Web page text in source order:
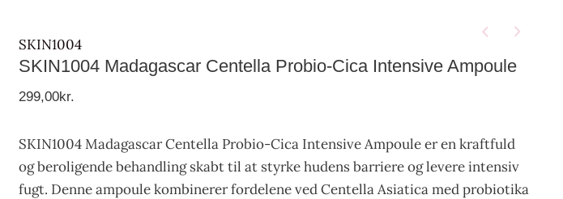
SKIN1004
SKIN1004 Madagascar Centella Probio-Cica Intensive Ampoule
299,00kr.
SKIN1004 Madagascar Centella Probio-Cica Intensive Ampoule er en kraftfuld
og beroligende behandling skabt til at styrke hudens barriere og levere intensiv
fugt. Denne ampoule kombinerer fordelene ved Centella Asiatica med probiotika